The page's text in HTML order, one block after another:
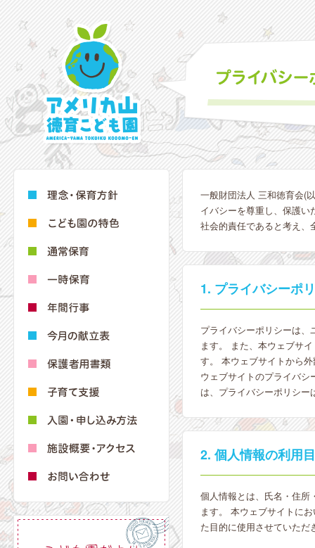
一般財団法人 三和徳育会(
イバシーを尊重し、保護
社会的責任であると考え、
1. プライバシーポ
プライバシーポリシーは
ます。 また、本ウェブサ
す。 本ウェブサイトから
ウェブサイトのプライバ
は、プライバシーポリシー
2. 個人情報の利用
個人情報とは、氏名・住所
ます。 本ウェブサイトに
た目的に使用させていただ